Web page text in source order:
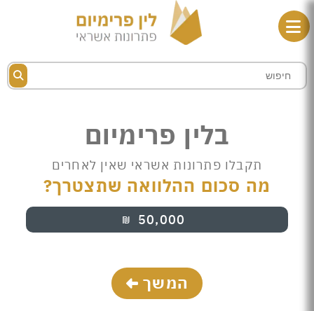
בלין פרימיום
תקבלו פתרונות אשראי שאין לאחרים
מה סכום ההלוואה שתצטרך?
50,000
₪
המשך